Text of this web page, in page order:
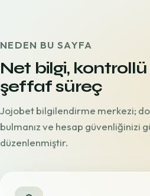
NEDEN BU SAYFA
Net bilgi, kontrollü
şeffaf süreç
Jojobet bilgilendirme merkezi;
bulmanız ve hesap güvenliğinizi
düzenlenmiştir.